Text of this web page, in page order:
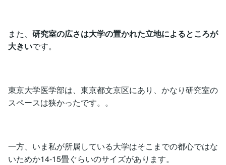
また、 研究室の広さは大学の置かれた立地によるところが
大きいです。
東京大学医学部は、東京都文京区にあり、かなり研究室の
スペースは狭かったです。。
一方、いま私が所属している大学はそこまでの都心ではな
いためか14-15畳ぐらいのサイズがあります。